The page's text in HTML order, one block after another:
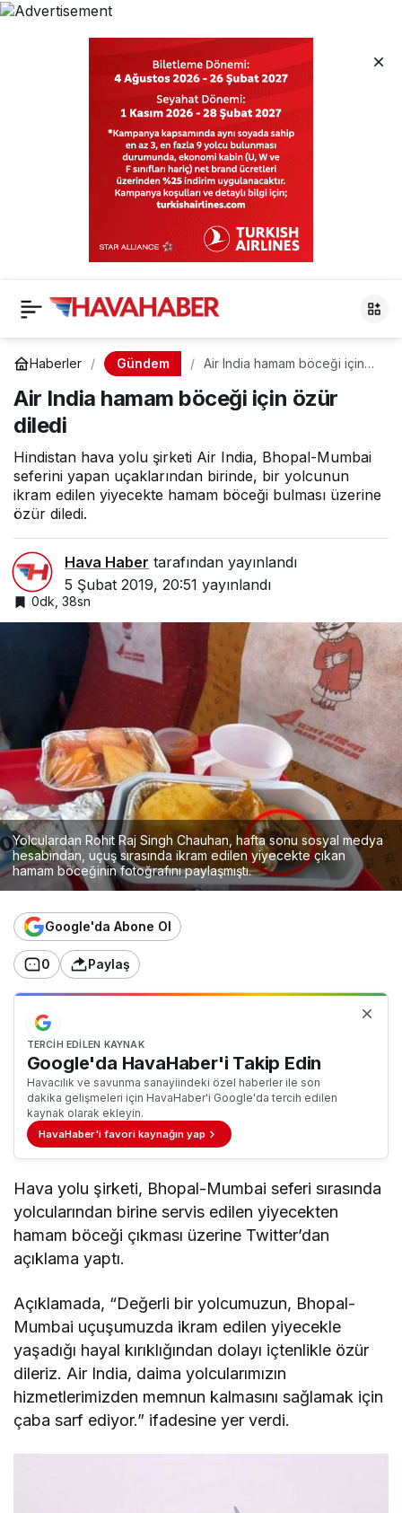
Haberler Gündem
Air India hamam böceği için
Air India hamam böceği için özür
diledi
Hindistan hava yolu şirketi Air India, Bhopal-Mumbai
seferini yapan uçaklarından birinde, bir yolcunun
ikram edilen yiyecekte hamam böceği bulması üzerine
özür diledi.
Hava Haber tarafından yayınlandı
5 Şubat 2019, 20:51 yayınlandı
0dk, 38sn
Yolculardan Rohit Raj Singh Chauhan, hafta sonu sosyal medya
hesabından, uçuş sırasında ikram edilen yiyecekte çıkan
hamam böceğinin fotoğrafını paylaşmıştı.
Google'da Abone Ol
0 Paylaş
TERCIH EDILEN KAYNAK
Google'da HavaHaber'i Takip Edin
Havacılık ve savunma sanayiindeki özel haberler ile son
dakika gelişmeleri için HavaHaber'i Google'da tercih edilen
kaynak olarak ekleyin.
HavaHaber'i favori kaynağın yap
Hava yolu şirketi, Bhopal-Mumbai seferi sırasında
yolcularından birine servis edilen yiyecekten
hamam böceği çıkması üzerine Twitter’dan
açıklama yaptı.
Açıklamada, “Değerli bir yolcumuzun, Bhopal-
Mumbai uçuşumuzda ikram edilen yiyecekle
yaşadığı hayal kırıklığından dolayı içtenlikle özür
dileriz. Air India, daima yolcularımızın
hizmetlerimizden memnun kalmasını sağlamak için
çaba sarf ediyor.” ifadesine yer verdi.